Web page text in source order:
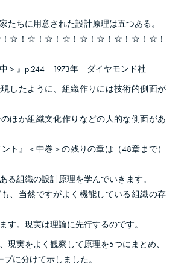
たちに用意された設計原理は五つある。
☆！☆！☆！☆！☆！☆！☆！☆！☆！
中＞』p.244 1973年 ダイヤモンド社
したように、組織作りには技術的側面が
ほか組織文化作りなどの人的な側面があ
ト』＜中巻＞の残りの章は（48章まで）
る組織の設計原理を学んでいきます。
、当然ですがよく機能している組織の存
す。現実は理論に先行するのです。
現実をよく観察して原理を5つにまとめ、
に分けて示しました。